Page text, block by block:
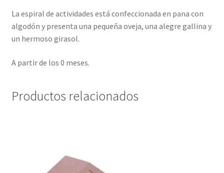
La espiral de actividades está confeccionada en pana con
algodón y presenta una pequeña oveja, una alegre gallina y
un hermoso girasol.
A partir de los 0 meses.
Productos relacionados